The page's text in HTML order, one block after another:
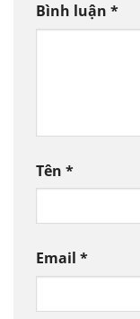
Bình luận *
Tên *
Email *